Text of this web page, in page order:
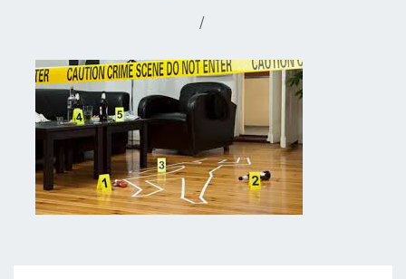
/